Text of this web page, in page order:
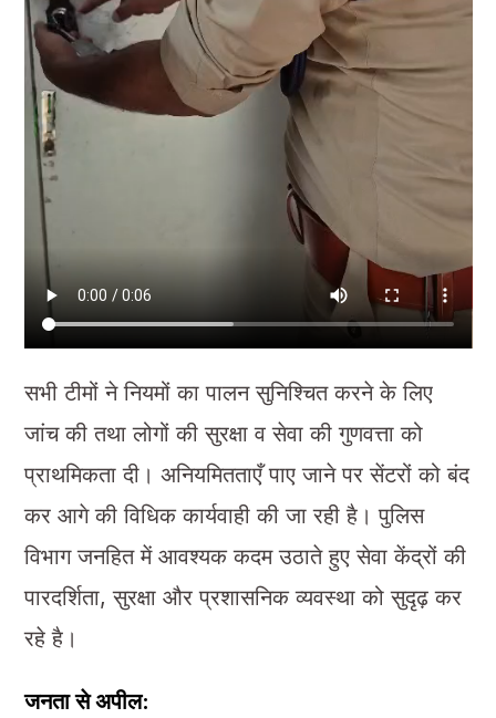
सभी टीमों ने नियमों का पालन सुनिश्चित करने के लिए
जांच की तथा लोगों की सुरक्षा व सेवा की गुणवत्ता को
प्राथमिकता दी। अनियमितताएँ पाए जाने पर सेंटरों को बंद
कर आगे की विधिक कार्यवाही की जा रही है। पुलिस
विभाग जनहित में आवश्यक कदम उठाते हुए सेवा केंद्रों की
पारदर्शिता, सुरक्षा और प्रशासनिक व्यवस्था को सुदृढ़ कर
रहे है।
जनता से अपील: